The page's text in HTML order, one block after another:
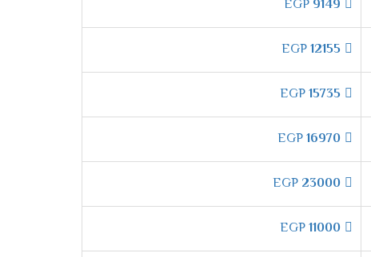
بتشغيل نفسه اوتوماتك عند الوصول للوقت
ليكون المكان بالكامل ممتع وتلك التميز لا
تعمل على تبريد المكان بالمستوى المناسب للعميل
9149
12155
15735
16970
23000
11000